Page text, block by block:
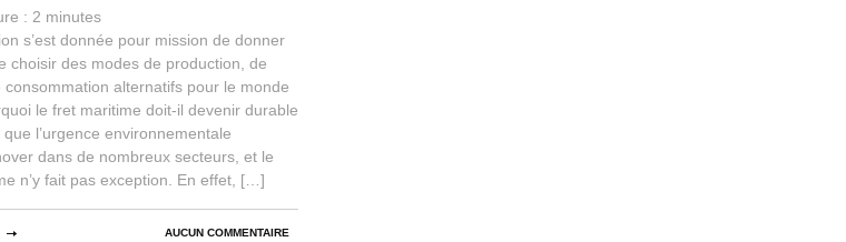
: 2 minutes
s’est donnée pour mission de donner
choisir des modes de production, de
alternatifs pour le monde
le fret maritime doit-il devenir durable
l’urgence environnementale
dans de nombreux secteurs, et le
n’y fait pas exception. En effet, […]
AUCUN COMMENTAIRE